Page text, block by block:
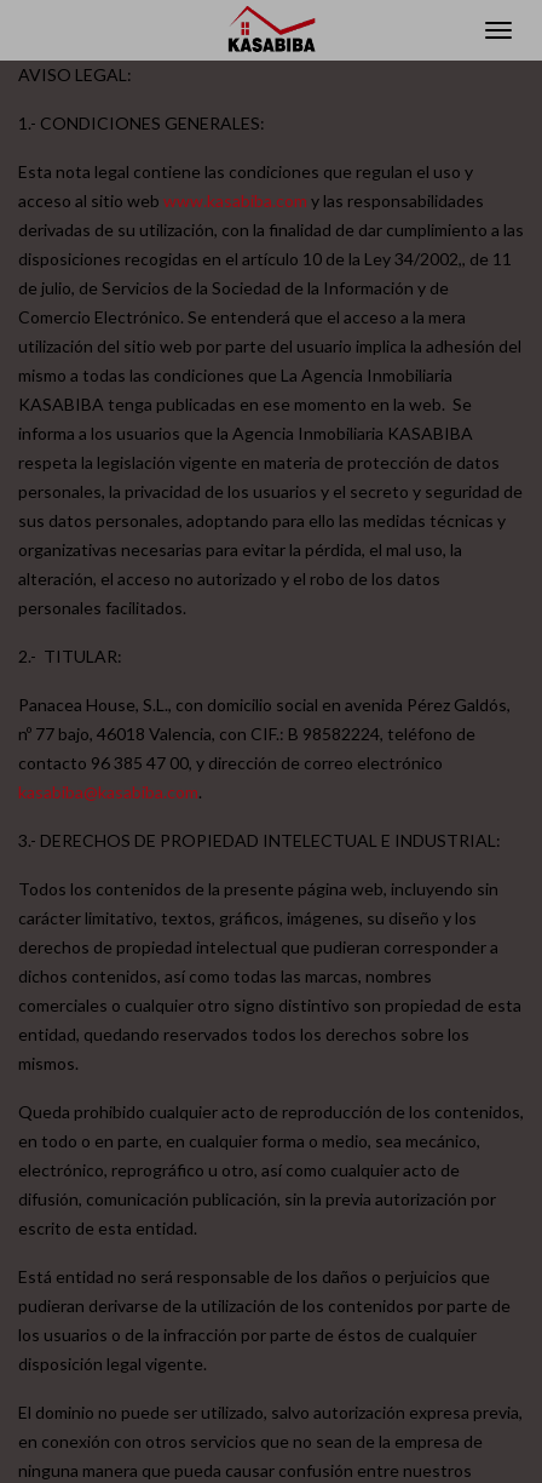
AVISO LEGAL:
1.- CONDICIONES GENERALES:
Esta nota legal contiene las condiciones que regulan el uso y
acceso al sitio web www.kasabiba.com y las responsabilidades
derivadas de su utilización, con la finalidad de dar cumplimiento a las
disposiciones recogidas en el artículo 10 de la Ley 34/2002,, de 11
de julio, de Servicios de la Sociedad de la Información y de
Comercio Electrónico. Se entenderá que el acceso a la mera
utilización del sitio web por parte del usuario implica la adhesión del
mismo a todas las condiciones que La Agencia Inmobiliaria
KASABIBA tenga publicadas en ese momento en la web. Se
informa a los usuarios que la Agencia Inmobiliaria KASABIBA
respeta la legislación vigente en materia de protección de datos
personales, la privacidad de los usuarios y el secreto y seguridad de
sus datos personales, adoptando para ello las medidas técnicas y
organizativas necesarias para evitar la pérdida, el mal uso, la
alteración, el acceso no autorizado y el robo de los datos
personales facilitados.
2.- TITULAR:
Panacea House, S.L., con domicilio social en avenida Pérez Galdós,
nº 77 bajo, 46018 Valencia, con CIF.: B 98582224, teléfono de
contacto 96 385 47 00, y dirección de correo electrónico
kasabiba@kasabiba.com.
3.- DERECHOS DE PROPIEDAD INTELECTUAL E INDUSTRIAL:
Todos los contenidos de la presente página web, incluyendo sin
carácter limitativo, textos, gráficos, imágenes, su diseño y los
derechos de propiedad intelectual que pudieran corresponder a
dichos contenidos, así como todas las marcas, nombres
comerciales o cualquier otro signo distintivo son propiedad de esta
entidad, quedando reservados todos los derechos sobre los
mismos.
Queda prohibido cualquier acto de reproducción de los contenidos,
en todo o en parte, en cualquier forma o medio, sea mecánico,
electrónico, reprográfico u otro, así como cualquier acto de
difusión, comunicación publicación, sin la previa autorización por
escrito de esta entidad.
Está entidad no será responsable de los daños o perjuicios que
pudieran derivarse de la utilización de los contenidos por parte de
los usuarios o de la infracción por parte de éstos de cualquier
disposición legal vigente.
El dominio no puede ser utilizado, salvo autorización expresa previa,
en conexión con otros servicios que no sean de la empresa de
ninguna manera que pueda causar confusión entre nuestros